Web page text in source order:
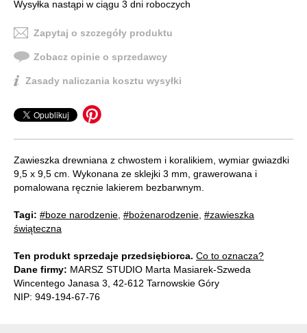
Wysyłka nastąpi w ciągu 3 dni roboczych
Zapytaj o szczegóły produktu
Zobacz opinie o sprzedawcy
Zasady naliczania kosztu wysyłki
Zawieszka drewniana z chwostem i koralikiem, wymiar gwiazdki
9,5 x 9,5 cm. Wykonana ze sklejki 3 mm, grawerowana i
pomalowana ręcznie lakierem bezbarwnym.
Tagi: #boze narodzenie #bożenarodzenie #zawieszka
świąteczna
Ten produkt sprzedaje przedsiębiorca. Co to oznacza?
Dane firmy: MARSZ STUDIO Marta Masiarek-Szweda
Wincentego Janasa 3, 42-612 Tarnowskie Góry
NIP: 949-194-67-76